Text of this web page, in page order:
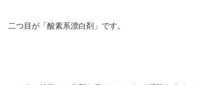
二つ目が「酸素系漂白剤」です。